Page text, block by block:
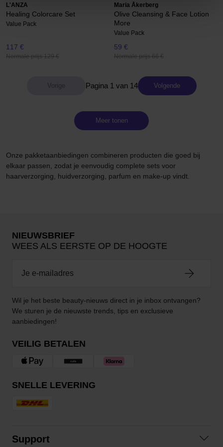
L'ANZA
Healing Colorcare Set
Value Pack
117 €
Normale prijs 129 €
Maria Åkerberg
Olive Cleansing & Face Lotion
More
Value Pack
59 €
Normale prijs 66 €
Pagina 1 van 14 Volgende
Meer tonen
Onze pakketaanbiedingen combineren producten die goed bij
elkaar passen, zodat je eenvoudig complete sets voor
haarverzorging, huidverzorging, parfum en make-up vindt.
NIEUWSBRIEF
WEES ALS EERSTE OP DE HOOGTE
Wil je het beste beauty-nieuws direct in je inbox ontvangen?
We sturen je de nieuwste trends, tips en exclusieve
aanbiedingen!
VEILIG BETALEN
SNELLE LEVERING
Support